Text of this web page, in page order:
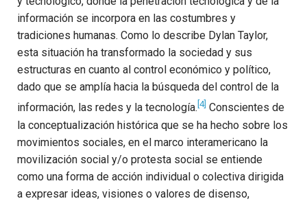
información se incorpora en las costumbres y
tradiciones humanas. Como lo describe Dylan Taylor,
esta situación ha transformado la sociedad y sus
estructuras en cuanto al control económico y político,
dado que se amplía hacia la búsqueda del control de la
información, las redes y la tecnología. [4] Conscientes de
la conceptualización histórica que se ha hecho sobre los
movimientos sociales, en el marco interamericano la
movilización social y/o protesta social se entiende
como una forma de acción individual o colectiva dirigida
a expresar ideas, visiones o valores de disenso,